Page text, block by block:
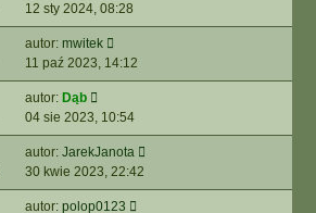
12 sty 2024, 08:28
autor: mwitek
11 paź 2023, 14:12
autor: Dąb
04 sie 2023, 10:54
autor: JarekJanota
30 kwie 2023, 22:42
autor: polop0123